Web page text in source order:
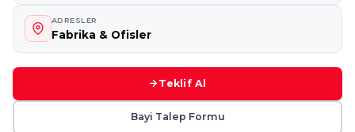
ADRESLER
Fabrika & Ofisler
Teklif Al
Bayi Talep Formu